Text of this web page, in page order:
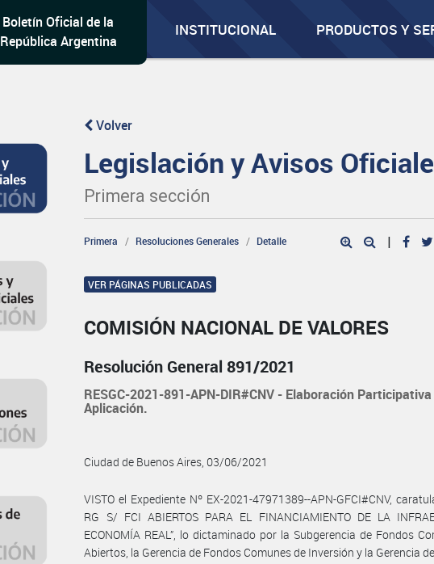
Boletín Oficial de la
República Argentina
INSTITUCIONAL PRODUCTOS Y
Volver
Legislación y Avisos
Primera sección
Primera Resoluciones Generales Detalle |
VER PÁGINAS PUBLICADAS
COMISIÓN NACIONAL DE VALORES
Resolución General 891/2021
RESGC-2021-891-APN-DIR#CNV - Elaboración
Aplicación.
Ciudad de Buenos Aires, 03/06/2021
VISTO el Expediente Nº EX-2021-47971389--APN-GFCI#CNV,
RG S/ FCI ABIERTOS PARA EL FINANCIAMIENTO DE LA
ECONOMÍA REAL”, lo dictaminado por la Subgerencia de Fondos
Abiertos, la Gerencia de Fondos Comunes de Inversión y la Gerencia